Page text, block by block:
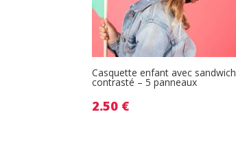
Casquette enfant avec sandwich
contrasté – 5 panneaux
2.50 €